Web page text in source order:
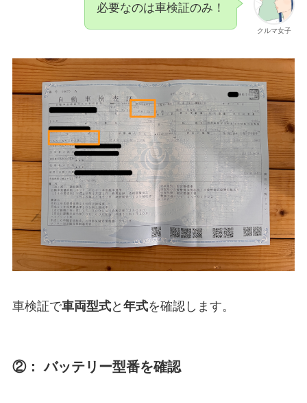
クルマ女子
必要なのは車検証のみ！
車検証で車両型式と 年式を確認します。
②： バッテリー型番を確認